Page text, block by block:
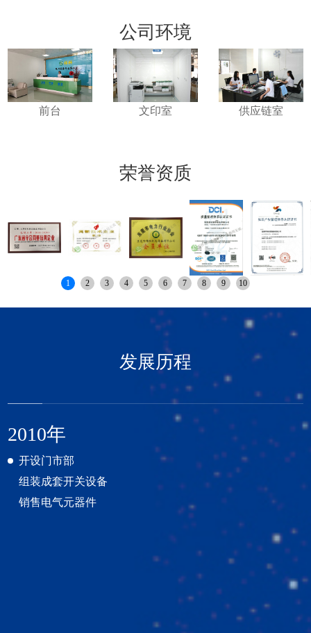
公司环境
前台 文印室 供应链室
荣誉资质
1 2 3 4 5 6 7 8 9 10
发展历程
2010年
开设门市部
组装成套开关设备
销售电气元器件